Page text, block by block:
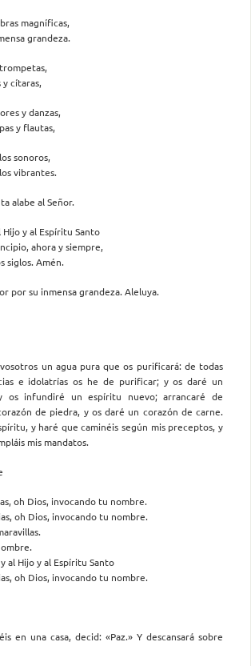
magníficas,
grandeza.
y cítaras,
y danzas,
y flautas,
sonoros,
vibrantes.
alabe al Señor.
Hijo y al Espíritu Santo
ahora y siempre,
siglos. Amén.
por su inmensa grandeza. Aleluya.
un agua pura que os purificará: de todas
e idolatrías os he de purificar; y os daré un
os infundiré un espíritu nuevo; arrancaré de
de piedra, y os daré un corazón de carne.
y haré que caminéis según mis preceptos, y
mis mandatos.
oh Dios, invocando tu nombre.
oh Dios, invocando tu nombre.
al Hijo y al Espíritu Santo
oh Dios, invocando tu nombre.
en una casa, decid: «Paz.» Y descansará sobre